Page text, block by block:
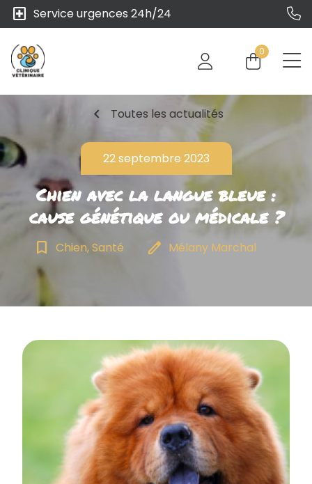
local_hospital Service urgences 24h/24
0
chevron_left Toutes les actualités
22 septembre 2023
Chien avec la langue bleue :
cause génétique ou médicale ?
bookmark_border Chien, Santé edit Mélany Marchal